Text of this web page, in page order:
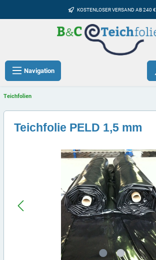
KOSTENLOSER VERSAND AB 240 €
Navigation
Teichfolien
Teichfolie PELD 1,5 mm